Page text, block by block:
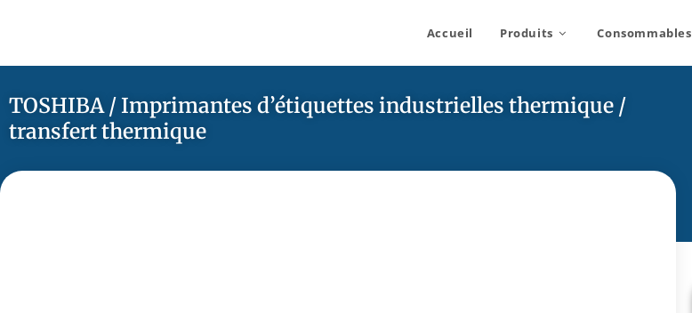
Accueil Produits Consommables
TOSHIBA / Imprimantes d’étiquettes industrielles thermique /
transfert thermique